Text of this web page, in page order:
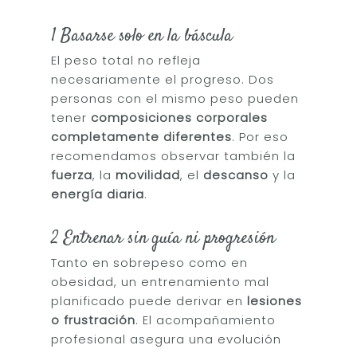
1 Basarse solo en la báscula
El peso total no refleja
necesariamente el progreso. Dos
personas con el mismo peso pueden
tener composiciones corporales
completamente diferentes. Por eso
recomendamos observar también la
fuerza, la movilidad, el descanso y la
energía diaria.
2 Entrenar sin guía ni progresión
Tanto en sobrepeso como en
obesidad, un entrenamiento mal
planificado puede derivar en lesiones
o frustración. El acompañamiento
profesional asegura una evolución